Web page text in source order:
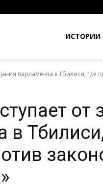
ИСТОРИИ
парламента в Тбилиси, где
от
в